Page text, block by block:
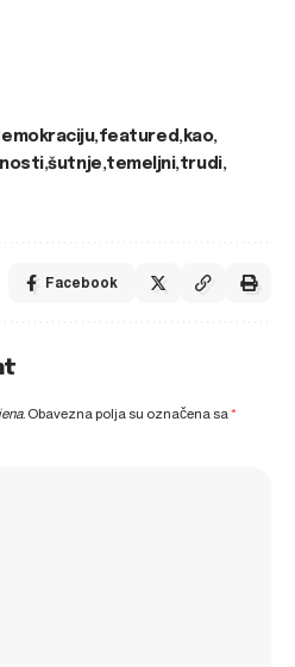
featured kao
šutnje temeljni trudi
Facebook
Obavezna polja su označena sa*